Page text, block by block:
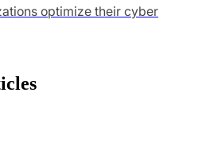
optimize their cyber